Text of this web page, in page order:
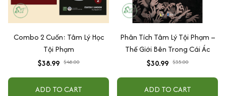
Combo 2 Cuốn: Tâm Lý Học
Tội Phạm
$38.99 $48.00
ADD TO CART
Phân Tích Tâm Lý Tội Phạm –
Thế Giới Bên Trong Cái Ác
$30.99 $35.00
ADD TO CART